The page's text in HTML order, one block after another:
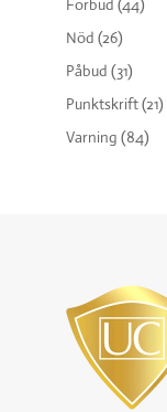
Förbud (44)
Nöd (26)
Påbud (31)
Punktskrift(21)
Varning (84)